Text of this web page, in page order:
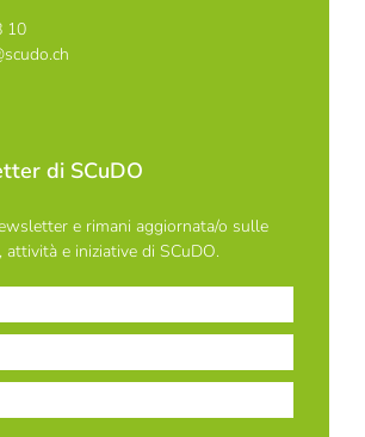
10
di SCuDO
e rimani aggiornata/o sulle
e iniziative di SCuDO.